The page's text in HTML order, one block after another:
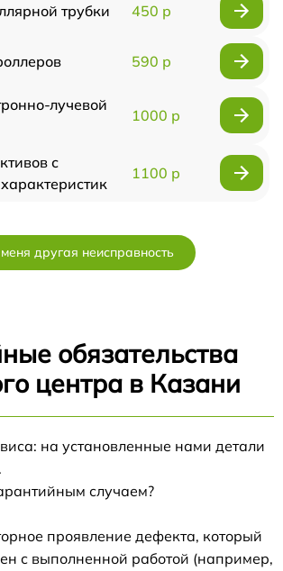
трубки 450 р
590 р
лучевой
1000 р
с
1100 р
другая неисправность
обязательства
центра в Казани
на установленные нами детали
случаем?
проявление дефекта, который
с выполненной работой (например,